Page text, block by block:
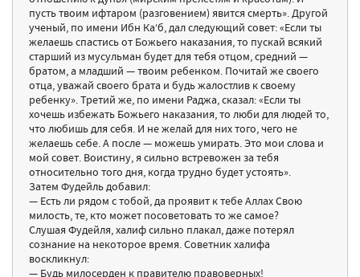
пусть твоим ифтаром (разговением) явится смерть». Другой
ученый, по имени Ибн Ка‘б, дал следующий совет: «Если ты
желаешь спастись от Божьего наказания, то пускай всякий
старший из мусульман будет для тебя отцом, средний —
братом, а младший — твоим ребенком. Почитай же своего
отца, уважай своего брата и будь жалостлив к своему
ребенку». Третий же, по имени Раджа, сказал: «Если ты
хочешь избежать Божьего наказания, то люби для людей то,
что любишь для себя. И не желай для них того, чего не
желаешь себе. А после — можешь умирать. Это мои слова и
мой совет. Воистину, я сильно встревожен за тебя
относительно того дня, когда трудно будет устоять».
Затем Фудейль добавил:
— Есть ли рядом с тобой, да проявит к тебе Аллах Свою
милость, те, кто может посоветовать то же самое?
Слушая Фудейля, халиф сильно плакал, даже потерял
сознание на некоторое время. Советник халифа
воскликнул:
— Будь милосерден к правителю правоверных!